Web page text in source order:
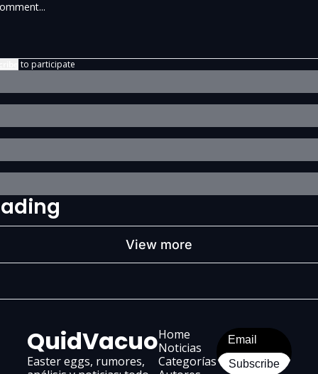
to participate
View more
QuidVacuo
Easter eggs, rumores,
Home
Noticias
Categorías
Subscribe